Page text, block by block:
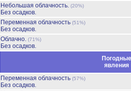
Небольшая облачность. (20%)
Без осадков.
Переменная облачность (51%)
Без осадков.
Облачно. (71%)
Без осадков.
Погодные
явления
Переменная облачность (57%)
Без осадков.